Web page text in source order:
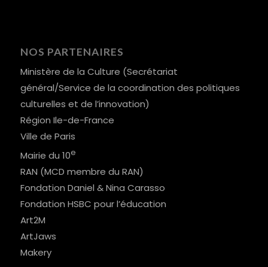
NOS PARTENAIRES
Ministère de la Culture (Secrétariat
général/Service de la coordination des politiques
culturelles et de l’innovation)
Région Ile-de-France
Ville de Paris
Mairie du 10e
RAN (MCD membre du RAN)
Fondation Daniel & Nina Carasso
Fondation HSBC pour l’éducation
Art2M
ArtJaws
Makery